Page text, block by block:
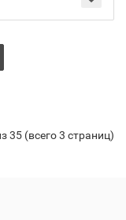
35 (всего 3 страниц)